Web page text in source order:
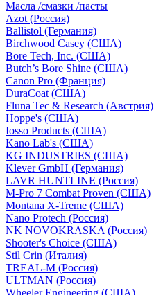
Масла /смазки /пасты
Azot (Россия)
Ballistol (Германия)
Birchwood Casey (США)
Bore Tech, Inc. (США)
Butch’s Bore Shine (СШA)
Canon Pro (Франция)
DuraCoat (США)
Fluna Tec & Research (Австрия)
Hoppe's (США)
Iosso Products (США)
Kano Lab's (США)
KG INDUSTRIES (США)
Klever GmbH (Германия)
LAVR HUNTLINE (Россия)
M-Pro 7 Combat Proven (СШA)
Montana X-Treme (США)
Nano Protech (Россия)
NK NOVOKRASKA (Россия)
Shooter's Choice (СШA)
Stil Crin (Италия)
TREAL-M (Россия)
ULTMAN (Россия)
Wheeler Engineering (СШA)